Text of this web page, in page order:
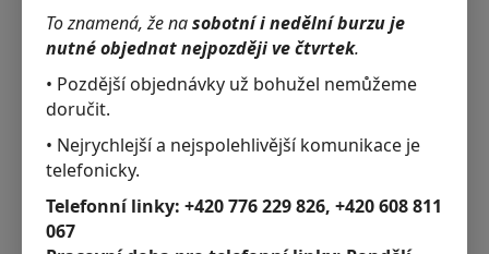
To znamená, že nasobotní i nedělní burzu je
nutné objednat nejpozději ve čtvrtek.
• Pozdější objednávky už bohužel nemůžeme
doručit.
• Nejrychlejší a nejspolehlivější komunikace je
telefonicky.
Telefonní linky: +420 776 229 826, +420 608 811
067